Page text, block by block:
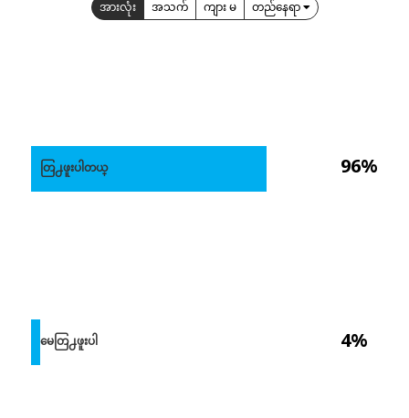
အားလုံး အသက် ကျား မ တည်နေရာ
96%
4%
တြ႕ဖူးပါတယ္
မေတြ႕ဖူးပါ